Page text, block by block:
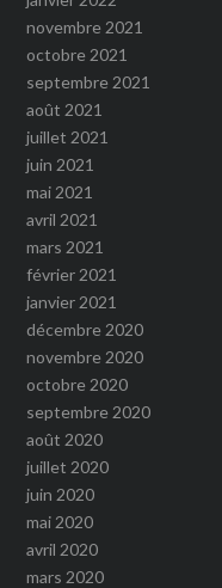
novembre 2021
octobre 2021
septembre 2021
août 2021
juillet 2021
juin 2021
mai 2021
avril 2021
mars 2021
février 2021
janvier 2021
décembre 2020
novembre 2020
octobre 2020
septembre 2020
août 2020
juillet 2020
juin 2020
mai 2020
avril 2020
mars 2020